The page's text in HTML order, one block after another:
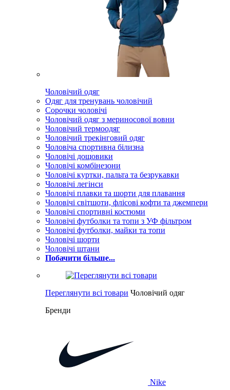
Чоловічий одяг
Одяг для тренувань чоловічий
Сорочки чоловічі
Чоловічий одяг з мериносової вовни
Чоловічий термоодяг
Чоловічий трекінговий одяг
Чоловіча спортивна білизна
Чоловічі дощовики
Чоловічі комбінезони
Чоловічі куртки, пальта та безрукавки
Чоловічі легінси
Чоловічі плавки та шорти для плавання
Чоловічі світшоти, флісові кофти та джемпери
Чоловічі спортивні костюми
Чоловічі футболки та топи з УФ фільтром
Чоловічі футболки, майки та топи
Чоловічі шорти
Чоловічі штани
Побачити більше...
Переглянути всі товари Чоловічий одяг
Бренди
Nike